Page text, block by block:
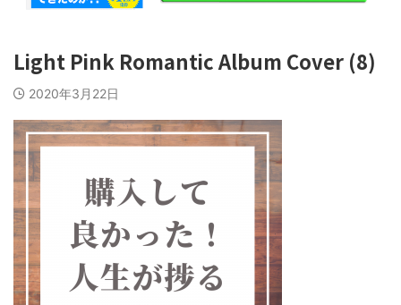
Light Pink Romantic Album Cover (8)
2020年3月22日